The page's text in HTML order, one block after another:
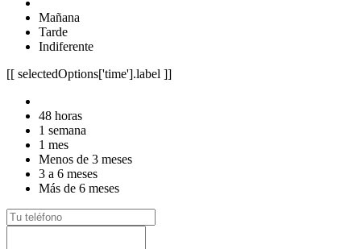
Mañana
Tarde
Indiferente
[[ selectedOptions['time'].label ]]
48 horas
1 semana
1 mes
Menos de 3 meses
3 a 6 meses
Más de 6 meses